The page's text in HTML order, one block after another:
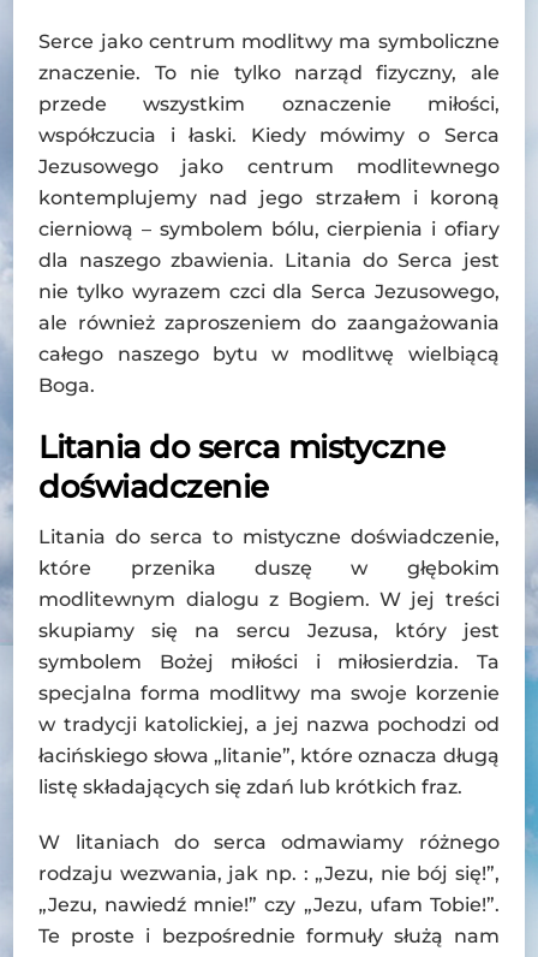
Serce jako centrum modlitwy ma symboliczne
znaczenie. To nie tylko narząd fizyczny, ale
przede wszystkim oznaczenie miłości,
współczucia i łaski. Kiedy mówimy o Serca
Jezusowego jako centrum modlitewnego
kontemplujemy nad jego strzałem i koroną
cierniową – symbolem bólu, cierpienia i ofiary
dla naszego zbawienia. Litania do Serca jest
nie tylko wyrazem czci dla Serca Jezusowego,
ale również zaproszeniem do zaangażowania
całego naszego bytu w modlitwę wielbiącą
Boga.
Litania do serca mistyczne
doświadczenie
Litania do serca to mistyczne doświadczenie,
które przenika duszę w głębokim
modlitewnym dialogu z Bogiem. W jej treści
skupiamy się na sercu Jezusa, który jest
symbolem Bożej miłości i miłosierdzia. Ta
specjalna forma modlitwy ma swoje korzenie
w tradycji katolickiej, a jej nazwa pochodzi od
łacińskiego słowa „litanie”, które oznacza długą
listę składających się zdań lub krótkich fraz.
W litaniach do serca odmawiamy różnego
rodzaju wezwania, jak np. : „Jezu, nie bój się!”,
„Jezu, nawiedź mnie!” czy „Jezu, ufam Tobie!”.
Te proste i bezpośrednie formuły służą nam